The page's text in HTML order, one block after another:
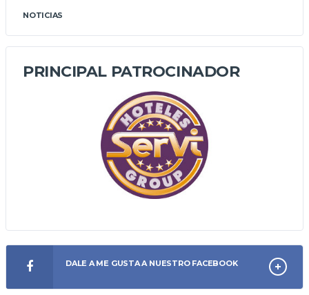
NOTICIAS
PRINCIPAL PATROCINADOR
DALE A ME GUSTA A NUESTRO FACEBOOK